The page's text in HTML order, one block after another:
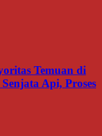
Temuan di
Api, Proses